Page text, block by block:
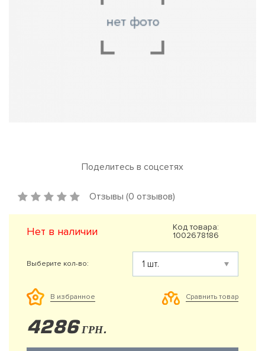
Поделитесь в соцсетях
Отзывы (0 отзывов)
Нет в наличии
Код товара:
1002678186
Выберите кол-во:
В избранное Сравнить товар
4286 ГРН.